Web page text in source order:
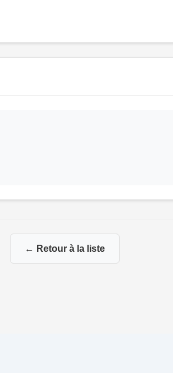
← Retour à la liste